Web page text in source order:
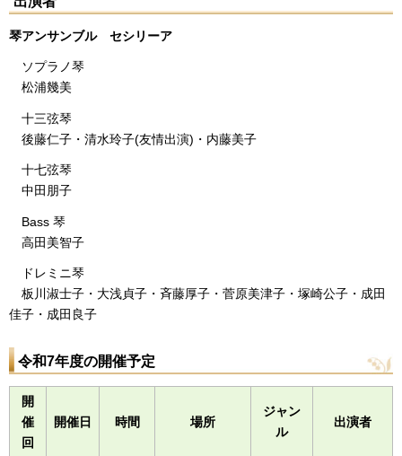
琴アンサンブル セシリーア
ソプラノ琴
松浦幾美
十三弦琴
後藤仁子・清水玲子(友情出演)・内藤美子
十七弦琴
中田朋子
Bass 琴
高田美智子
ドレミニ琴
板川淑士子・大浅貞子・斉藤厚子・菅原美津子・塚崎公子・成田
佳子・成田良子
令和7年度の開催予定
開
催
回
開催日 時間 場所
ジャン
ル
出演者